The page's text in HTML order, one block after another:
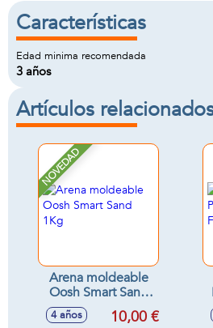
Características
Edad minima recomendada
3 años
Artículos
NOVEDAD
Arena moldeable
Oosh Smart Sand
1Kg
4 años 10,00 €